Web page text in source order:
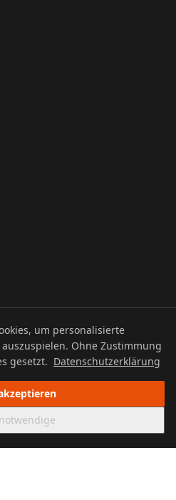
UTBOERG TV
Cookie Policy
um personalisierte
Ohne Zustimmung
gesetzt. Datenschutzerklärung